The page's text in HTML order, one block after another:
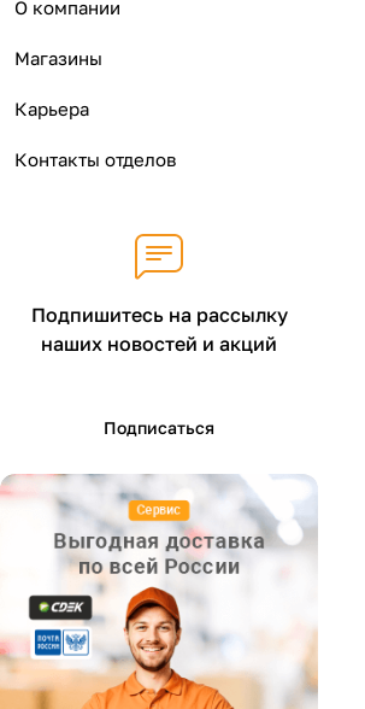
О компании
Магазины
Карьера
Контакты отделов
Подпишитесь на рассылку
наших новостей и акций
Подписаться